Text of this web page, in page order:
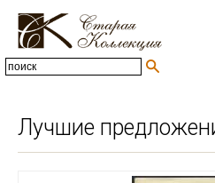
Лучшие